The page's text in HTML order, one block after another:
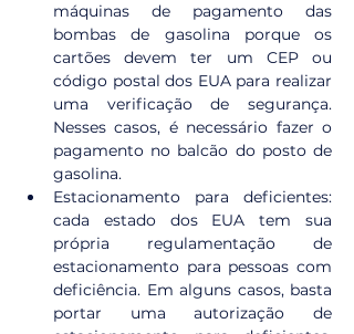
máquinas de pagamento das
bombas de gasolina porque os
cartões devem ter um CEP ou
código postal dos EUA para realizar
uma verificação de segurança.
Nesses casos, é necessário fazer o
pagamento no balcão do posto de
gasolina.
Estacionamento para deficientes:
cada estado dos EUA tem sua
própria regulamentação de
estacionamento para pessoas com
deficiência. Em alguns casos, basta
portar uma autorização de